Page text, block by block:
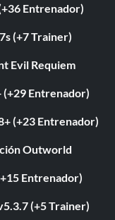
Entrenador)
(+7 Trainer)
Evil Requiem
(+29 Entrenador)
(+23 Entrenador)
Outworld
Entrenador)
(+5 Trainer)